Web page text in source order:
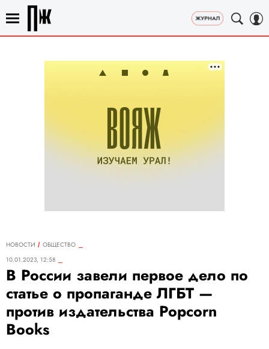
НОВОСТИ
ОБЩЕСТВО
10.01.2023, 12:58
В России завели первое дело по
статье о пропаганде ЛГБТ —
против издательства Popcorn
Books